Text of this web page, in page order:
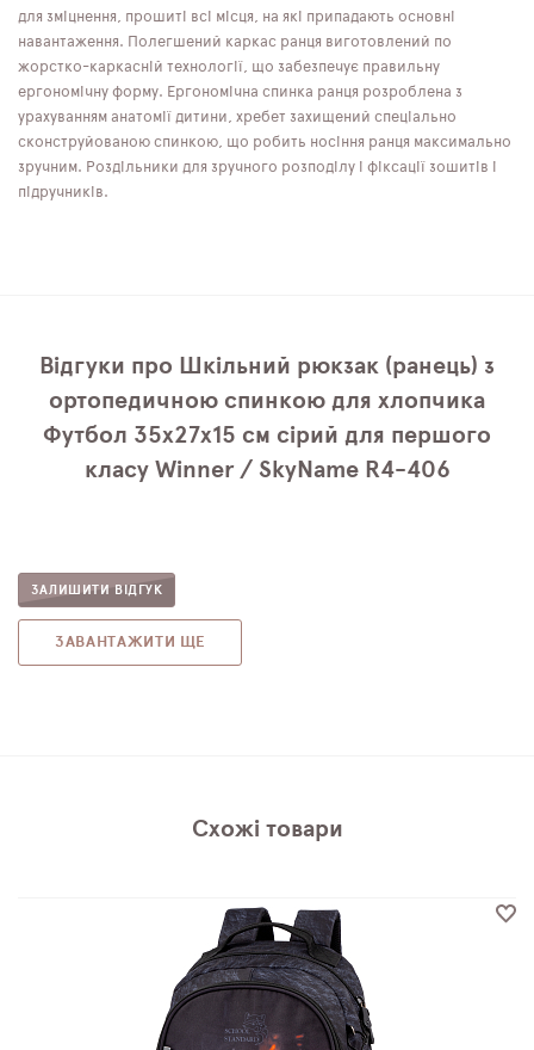
для зміцнення, прошиті всі місця, на які припадають основні
навантаження. Полегшений каркас ранця виготовлений по
жорстко-каркасній технології, що забезпечує правильну
ергономічну форму. Ергономічна спинка ранця розроблена з
урахуванням анатомії дитини, хребет захищений спеціально
сконструйованою спинкою, що робить носіння ранця максимально
зручним. Роздільники для зручного розподілу і фіксації зошитів і
підручників.
Відгуки про Шкільний рюкзак (ранець) з
ортопедичною спинкою для хлопчика
Футбол 35х27х15 см сірий для першого
класу Winner / SkyName R4-406
ЗАЛИШИТИ ВІДГУК
ЗАВАНТАЖИТИ ЩЕ
Схожі товари